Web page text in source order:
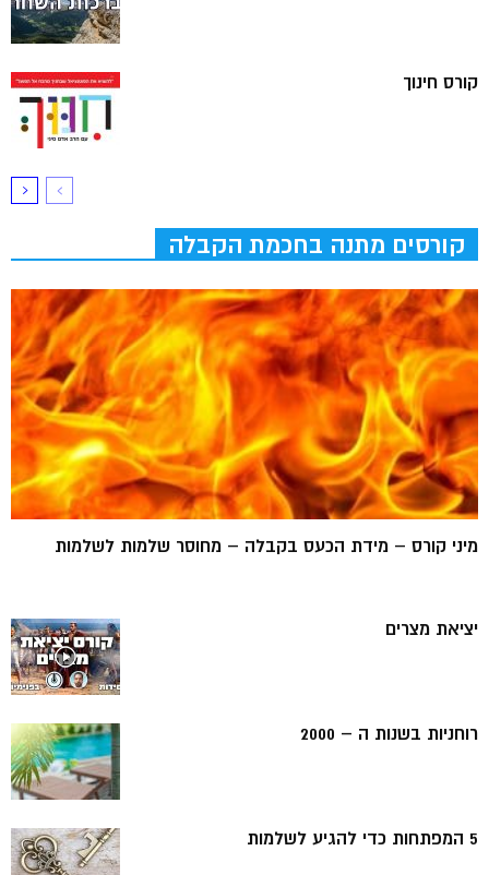
קורס חינוך
קורסים מתנה בחכמת הקבלה
מיני קורס – מידת הכעס בקבלה – מחוסר שלמות לשלמות
יציאת מצרים
רוחניות בשנות ה – 2000
5 המפתחות כדי להגיע לשלמות